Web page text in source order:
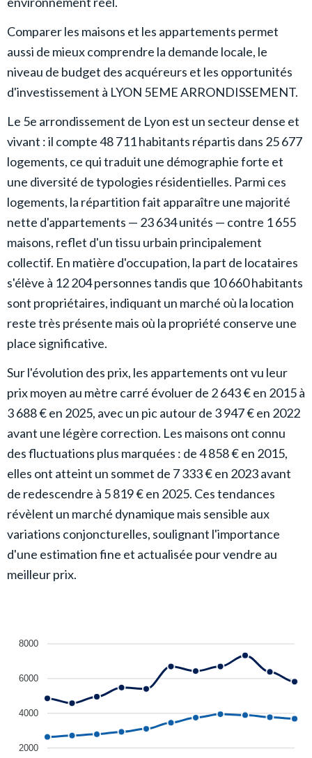
Comparer les maisons et les appartements permet
aussi de mieux comprendre la demande locale, le
niveau de budget des acquéreurs et les opportunités
d'investissement à LYON 5EME ARRONDISSEMENT.
Le 5e arrondissement de Lyon est un secteur dense et
vivant : il compte 48 711 habitants répartis dans 25 677
logements, ce qui traduit une démographie forte et
une diversité de typologies résidentielles. Parmi ces
logements, la répartition fait apparaître une majorité
nette d'appartements — 23 634 unités — contre 1 655
maisons, reflet d'un tissu urbain principalement
collectif. En matière d'occupation, la part de locataires
s'élève à 12 204 personnes tandis que 10 660 habitants
sont propriétaires, indiquant un marché où la location
reste très présente mais où la propriété conserve une
place significative.
Sur l'évolution des prix, les appartements ont vu leur
prix moyen au mètre carré évoluer de 2 643 € en 2015 à
3 688 € en 2025, avec un pic autour de 3 947 € en 2022
avant une légère correction. Les maisons ont connu
des fluctuations plus marquées : de 4 858 € en 2015,
elles ont atteint un sommet de 7 333 € en 2023 avant
de redescendre à 5 819 € en 2025. Ces tendances
révèlent un marché dynamique mais sensible aux
variations conjoncturelles, soulignant l'importance
d'une estimation fine et actualisée pour vendre au
meilleur prix.
8000
6000
4000
2000